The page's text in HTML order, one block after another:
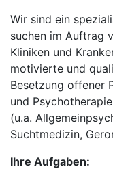
Wir sind ein
suchen im Auftrag
Kliniken und
motivierte und
Besetzung offener
und
(u.a.
Suchtmedizin,
Ihre Aufgaben: